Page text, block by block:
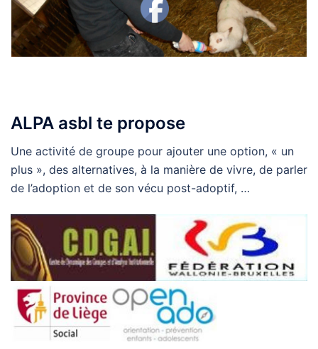
ALPA asbl te propose
Une activité de groupe pour ajouter une option, « un
plus », des alternatives, à la manière de vivre, de parler
de l’adoption et de son vécu post-adoptif, …